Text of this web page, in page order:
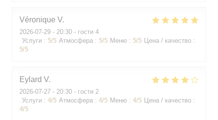
Véronique V
2026-07-29 - 20:30 - гости 4
Услуги : 5/5 Атмосфера : 5/5 Меню : 5/5 Цена / качество :
5/5
Eylard V
2026-07-27 - 20:30 - гости 2
Услуги : 4/5 Атмосфера : 4/5 Меню : 4/5 Цена / качество :
4/5